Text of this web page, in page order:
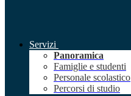
Servizi
Panoramica
Famiglie e studenti
Personale scolastico
Percorsi di studio